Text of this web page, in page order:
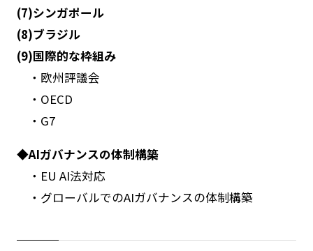
(7)シンガポール
(8)ブラジル
(9)国際的な枠組み
・欧州評議会
・OECD
・G7
◆AIガバナンスの体制構築
・EU AI法対応
・グローバルでのAIガバナンスの体制構築